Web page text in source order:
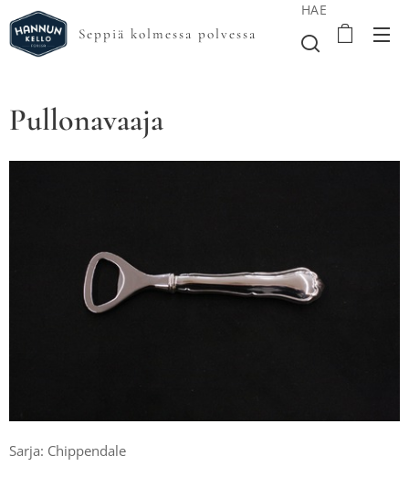
Seppiä kolmessa polvessa
HAE
Pullonavaaja
Sarja: Chippendale